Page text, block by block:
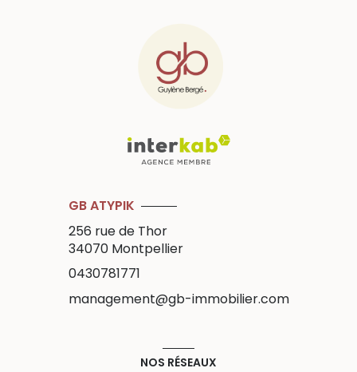
GB ATYPIK
256 rue de Thor
34070 Montpellier
0430781771
management@gb-immobilier.com
NOS RÉSEAUX